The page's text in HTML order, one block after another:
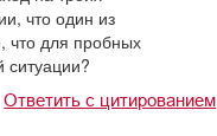
что один из
что для пробных
ситуации?
Ответить с цитированием